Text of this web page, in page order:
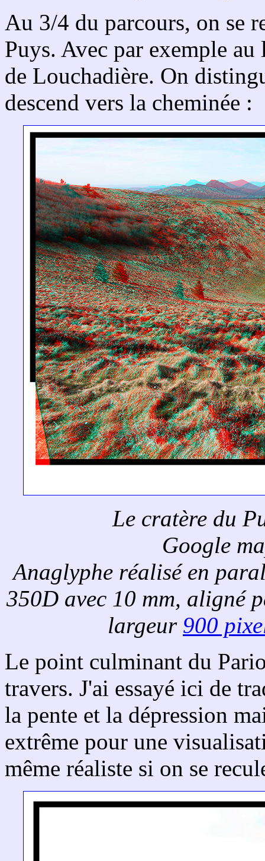
Au 3/4 du parcours, on se
Puys. Avec par exemple
de Louchadière. On
descend vers la cheminée :
Le cratère du
Google
Anaglyphe réalisé en
350D avec 10 mm, aligné
largeur 900
Le point culminant du
travers. J'ai essayé ici de
la pente et la dépression
extrême pour une
même réaliste si on se